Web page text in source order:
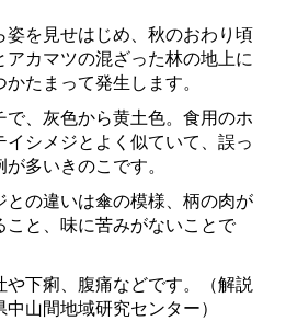
を見せはじめ、秋のおわり頃
アカマツの混ざった林の地上に
たまって発生します。
、灰色から黄土色。食用のホ
シメジとよく似ていて、誤っ
多いきのこです。
の違いは傘の模様、柄の肉が
と、味に苦みがないことで
下痢、腹痛などです。（解説
山間地域研究センター）